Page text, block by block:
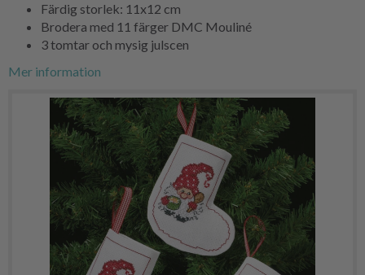
Färdig storlek: 11x12 cm
Brodera med 11 färger DMC Mouliné
3 tomtar och mysig julscen
Mer information